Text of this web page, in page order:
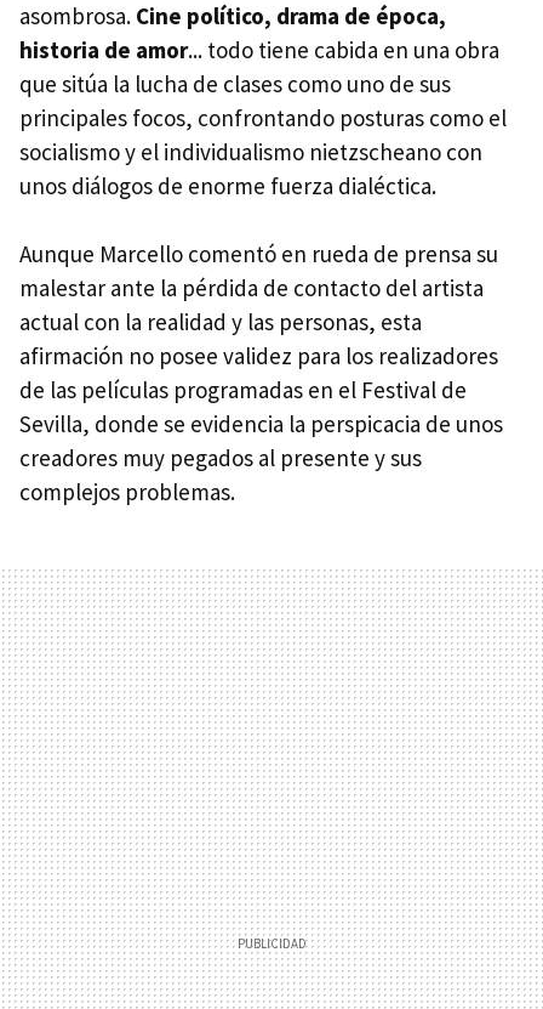
asombrosa. Cine político, drama de época,
historia de amor... todo tiene cabida en una obra
que sitúa la lucha de clases como uno de sus
principales focos, confrontando posturas como el
socialismo y el individualismo nietzscheano con
unos diálogos de enorme fuerza dialéctica.
Aunque Marcello comentó en rueda de prensa su
malestar ante la pérdida de contacto del artista
actual con la realidad y las personas, esta
afirmación no posee validez para los realizadores
de las películas programadas en el Festival de
Sevilla, donde se evidencia la perspicacia de unos
creadores muy pegados al presente y sus
complejos problemas.